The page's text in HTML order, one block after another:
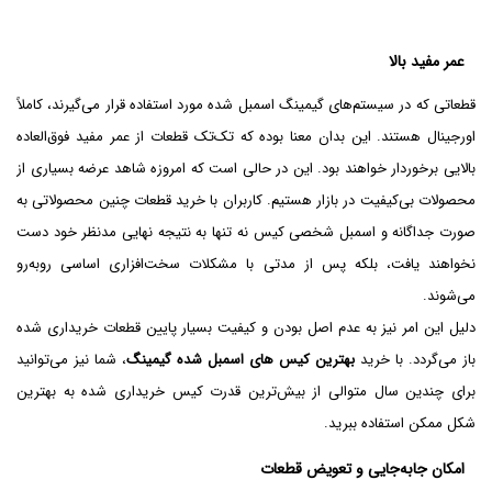
عمر مفید بالا
قطعاتی که در سیستم‌های گیمینگ اسمبل شده مورد استفاده قرار می‌گیرند، کاملاً
اورجینال هستند. این بدان معنا بوده که تک‌تک قطعات از عمر مفید فوق‌العاده
بالایی برخوردار خواهند بود. این در حالی است که امروزه شاهد عرضه بسیاری از
محصولات بی‌کیفیت در بازار هستیم. کاربران با خرید قطعات چنین محصولاتی به
صورت جداگانه و اسمبل شخصی کیس نه تنها به نتیجه نهایی مدنظر خود دست
نخواهند یافت، بلکه پس از مدتی با مشکلات سخت‌افزاری اساسی روبه‌رو
می‌شوند.
دلیل این امر نیز به عدم اصل بودن و کیفیت بسیار پایین قطعات خریداری شده
باز می‌گردد. با خرید بهترین کیس های اسمبل شده گیمینگ، شما نیز می‌توانید
برای چندین سال متوالی از بیش‌ترین قدرت کیس خریداری شده به بهترین
شکل ممکن استفاده ببرید.
امکان جابه‌جایی و تعویض قطعات